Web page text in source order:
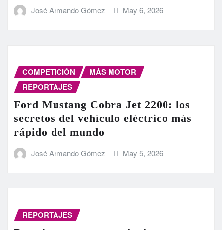
José Armando Gómez May 6, 2026
COMPETICIÓN
MÁS MOTOR
REPORTAJES
Ford Mustang Cobra Jet 2200: los
secretos del vehículo eléctrico más
rápido del mundo
José Armando Gómez May 5, 2026
REPORTAJES